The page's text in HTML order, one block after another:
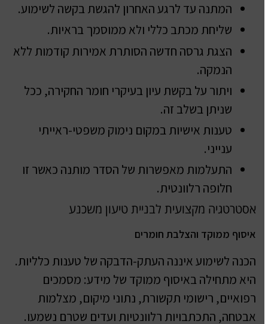
המתנה עד לרגע האחרון להגשת בקשה לשימוע.
שליחת מכתב כללי ולא ממוסמך בראיות.
הצגת גרסה חדשה הסותרת אמירות קודמות ללא
הנמקה.
ויתור על בקשת עיון בעיקרי חומר החקירה, ככל
שניתן בשלב זה.
טענות אישיות במקום נימוק משפטי-ראייתי
ענייני.
התעלמות מאפשרות של הסדר מותנה כאשר זו
חלופה רלוונטית.
אסטרטגיה מקצועית לבניית טיעון משכנע
איסוף ממוקד והצלבת חומרים
הכנה לשימוע איננה העתק-הדבקה של טענות כלליות.
היא מתחילה באיסוף ממוקד של מידע: מסמכים
רפואיים, רישומי תקשורת, נתוני מיקום, מצלמות
אבטחה, התכתבויות רלוונטיות ועדים שטרם נשמעו.